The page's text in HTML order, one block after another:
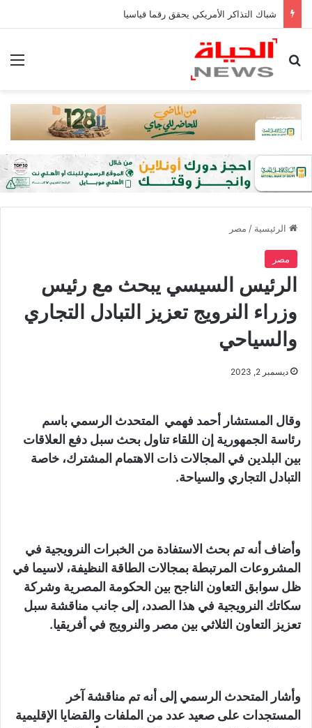
شباك التذاكر الأمريكي يحقق رقما قياسيا
بحث عن
الرئيسية / مصر
مصر
الرئيس السيسي يبحث مع رئيس
وزراء النرويج تعزيز التبادل التجاري
والسياحي
ديسمبر 2, 2023
وقال المستشار أحمد فهمي المتحدث الرسمي باسم
رئاسة الجمهورية إن اللقاء تناول بحث سبل دفع العلاقات
بين البلدين في المجالات ذات الاهتمام المشترك، خاصة
التبادل التجاري والسياحة.
وأضاف أنه تم بحث الاستفادة من الخبرات النرويجية في
المشروعات المرتبطة بمجالات الطاقة النظيفة، لاسيما في
ظل سوابق التعاون الناجح بين الحكومة المصرية وشركة
سكاتك النرويجية في هذا الصدد، إلى جانب مناقشة سبل
تعزيز التعاون الثلاثي بين مصر والنرويج في أفريقيا.
وأشار المتحدث الرسمي إلى أنه تم مناقشة آخر
المستجدات على صعيد عدد من الملفات والقضايا الإقليمية